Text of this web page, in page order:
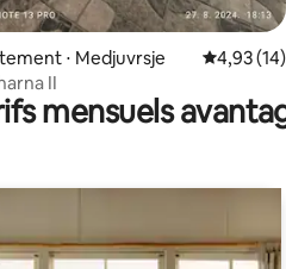
⋅ Medjuvrsje
4,93 (14)
II
mensuels